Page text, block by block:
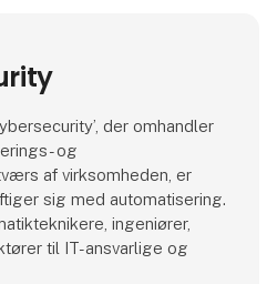
der omhandler
og
af virksomheden, er
sig med automatisering.
ingeniører,
til IT-ansvarlige og